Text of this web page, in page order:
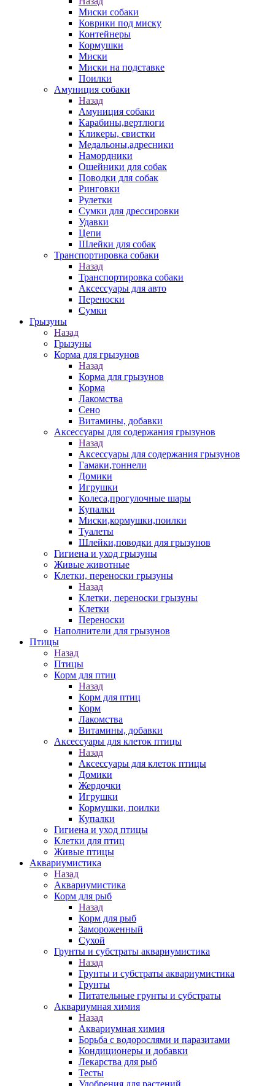
Миски собаки
Коврики под миску
Контейнеры
Кормушки
Миски
Миски на подставке
Поилки
Амуниция собаки
Назад
Амуниция собаки
Карабины,вертлюги
Кликеры, свистки
Медальоны,адресники
Намордники
Ошейники для собак
Поводки для собак
Ринговки
Рулетки
Сумки для дрессировки
Удавки
Цепи
Шлейки для собак
Транспортировка собаки
Назад
Транспортировка собаки
Аксессуары для авто
Переноски
Сумки
Грызуны
Назад
Грызуны
Корма для грызунов
Назад
Корма для грызунов
Корма
Лакомства
Сено
Витамины, добавки
Аксессуары для содержания грызунов
Назад
Аксессуары для содержания грызунов
Гамаки,тоннели
Домики
Игрушки
Колеса,прогулочные шары
Купалки
Миски,кормушки,поилки
Туалеты
Шлейки,поводки для грызунов
Гигиена и уход грызуны
Живые животные
Клетки, переноски грызуны
Назад
Клетки, переноски грызуны
Клетки
Переноски
Наполнители для грызунов
Птицы
Назад
Птицы
Корм для птиц
Назад
Корм для птиц
Корм
Лакомства
Витамины, добавки
Аксессуары для клеток птицы
Назад
Аксессуары для клеток птицы
Домики
Жердочки
Игрушки
Кормушки, поилки
Купалки
Гигиена и уход птицы
Клетки для птиц
Живые птицы
Аквариумистика
Назад
Аквариумистика
Корм для рыб
Назад
Корм для рыб
Замороженный
Сухой
Грунты и субстраты аквариумистика
Назад
Грунты и субстраты аквариумистика
Грунты
Питательные грунты и субстраты
Аквариумная химия
Назад
Аквариумная химия
Борьба с водорослями и паразитами
Кондиционеры и добавки
Лекарства для рыб
Тесты
Удобрения для растений